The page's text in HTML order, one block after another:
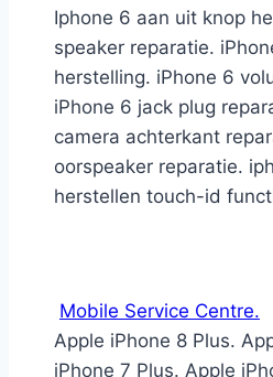
Iphone 6 aan uit knop
speaker reparatie.
herstelling. iPhone 6
iPhone 6 jack plug
camera achterkant
oorspeaker reparatie.
herstellen touch-id
Mobile Service Centre.
Apple iPhone 8 Plus.
iPhone 7 Plus. Apple